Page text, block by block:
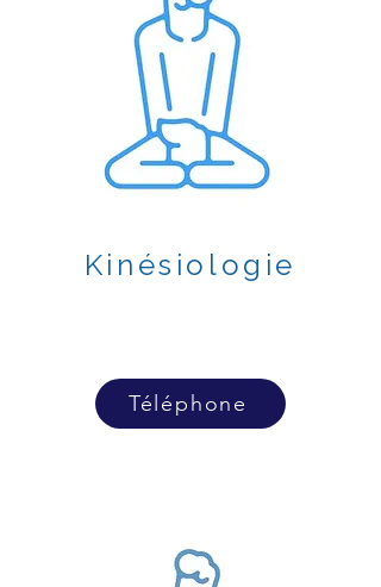
Kinésiologie
Téléphone